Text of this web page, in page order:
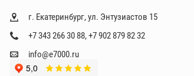
г. Екатеринбург, ул. Энтузиастов 15
+7 343 266 30 88,+7 902 879 82 32
info@e7000.ru